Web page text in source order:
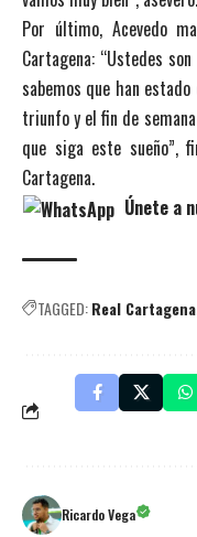
Por último, Acevedo
Cartagena: “Ustedes
sabemos que han
triunfo y el fin de
que siga este sueño”,
Cartagena.
Únete a
TAGGED:Real Cartagena
Ricardo Vega